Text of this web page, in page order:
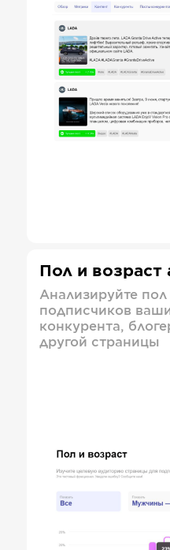
Пол и возраст
Анализируйте пол
подписчиков
конкурента,
другой страницы